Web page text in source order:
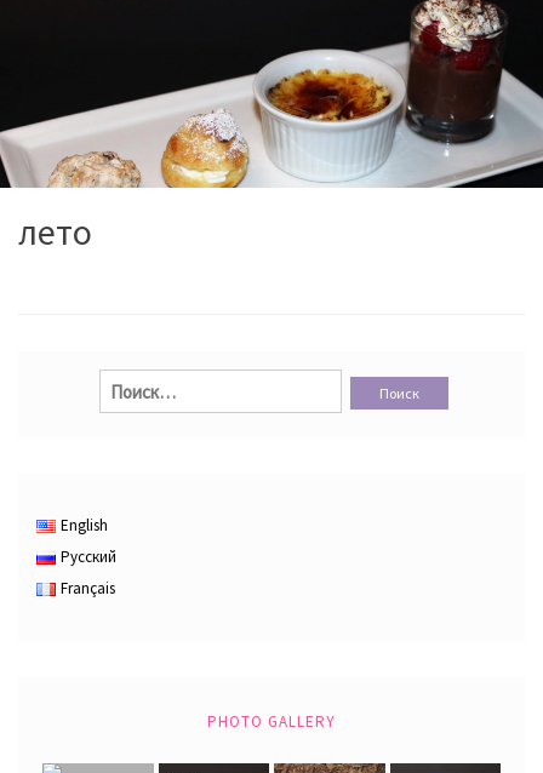
лето
Найти:
English
Русский
Français
PHOTO GALLERY